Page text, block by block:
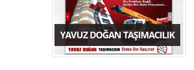
YAVUZ DOĞAN TAŞIMACILIK